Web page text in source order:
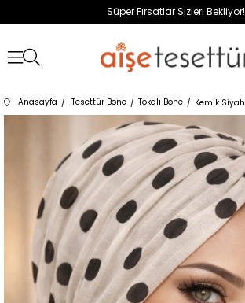
Süper Fırsatlar Sizleri Bekliyor!
Anasayfa Tesettür Bone Tokalı Bone